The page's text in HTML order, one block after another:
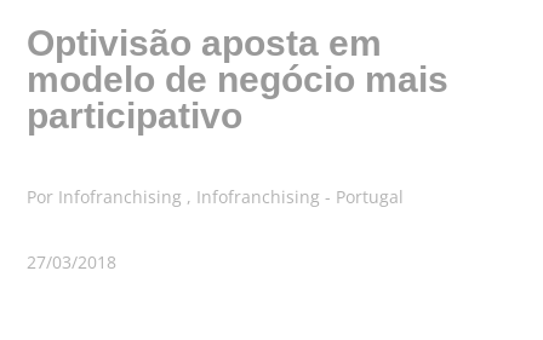
Optivisão aposta em
modelo de negócio mais
participativo
Por Infofranchising , Infofranchising - Portugal
27/03/2018